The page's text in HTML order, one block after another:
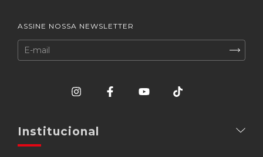
ASSINE NOSSA NEWSLETTER
Institucional